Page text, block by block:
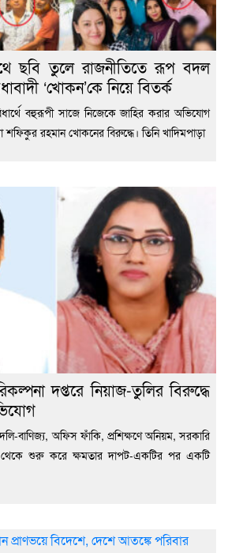
ছবি তুলে রাজনীতিতে রূপ বদল
‘খোকন’কে নিয়ে বিতর্ক
বহুরূপী সাজে নিজেকে জাহির করার অভিযোগ
শফিকুর রহমান খোকনের বিরুদ্ধে। তিনি খাদিমপাড়া
দপ্তরে নিয়াজ-তুলির বিরুদ্ধে
বাণিজ্য, অফিস ফাঁকি, প্রশিক্ষণে অনিয়ম, সরকারি
থেকে শুরু করে ক্ষমতার দাপট-একটির পর একটি